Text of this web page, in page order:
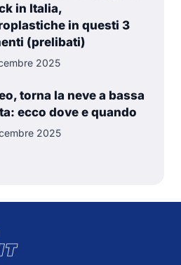
in Italia,
in questi 3
(prelibati)
2025
torna la neve a bassa
ecco dove e quando
2025